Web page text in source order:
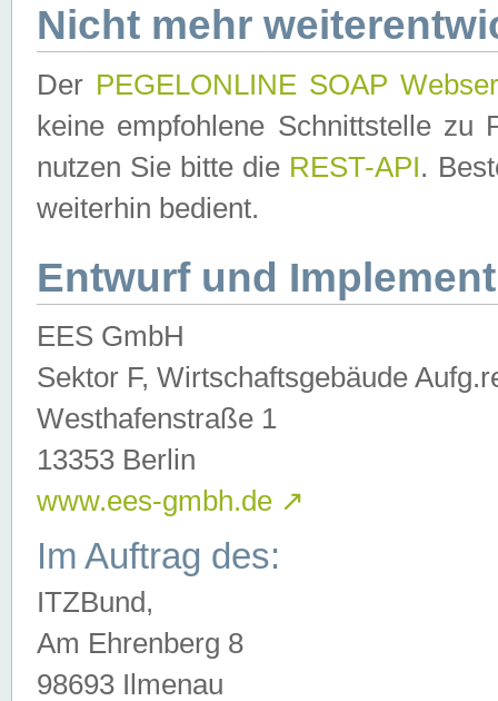
Nicht mehr
Der PEGELONLINE SOAP
keine empfohlene Schnittstelle zu
nutzen Sie bitte die REST-API.
weiterhin bedient.
Entwurf und
EES GmbH
Sektor F, Wirtschaftsgebäude
Westhafenstraße 1
13353 Berlin
www.ees-gmbh.de ↗
Im Auftrag des:
ITZBund,
Am Ehrenberg 8
98693 Ilmenau